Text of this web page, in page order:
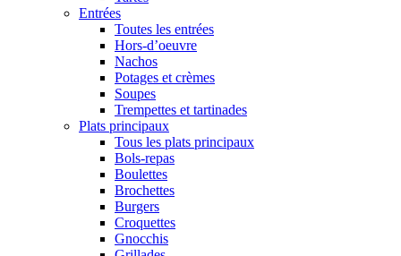
Entrées
Toutes les entrées
Hors-d’oeuvre
Nachos
Potages et crèmes
Soupes
Trempettes et tartinades
Plats principaux
Tous les plats principaux
Bols-repas
Boulettes
Brochettes
Burgers
Croquettes
Gnocchis